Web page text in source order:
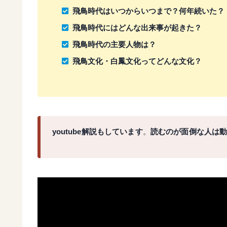
飛鳥時代はいつからいつまで？何年続いた？
飛鳥時代にはどんな出来事が起きた？
飛鳥時代の主要人物は？
飛鳥文化・白鳳文化ってどんな文化？
youtube解説もしています。 読むのが面倒な人は